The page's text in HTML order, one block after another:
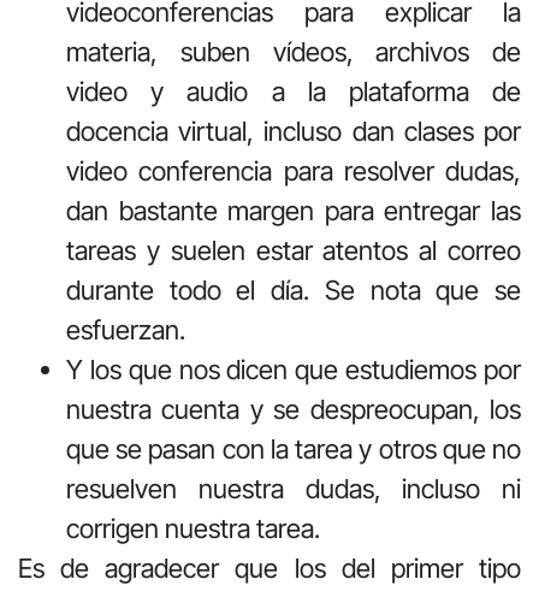
videoconferencias para explicar la
materia, suben vídeos, archivos de
video y audio a la plataforma de
docencia virtual, incluso dan clases por
video conferencia para resolver dudas,
dan bastante margen para entregar las
tareas y suelen estar atentos al correo
durante todo el día. Se nota que se
esfuerzan.
Y los que nos dicen que estudiemos por
nuestra cuenta y se despreocupan, los
que se pasan con la tarea y otros que no
resuelven nuestra dudas, incluso ni
corrigen nuestra tarea.
Es de agradecer que los del primer tipo